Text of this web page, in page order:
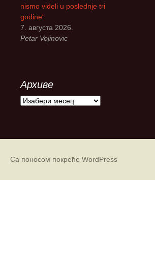
nismo videli u poslednje tri
godine“
7. августа 2026.
Petar Vojinovic
Архиве
А
Са поносом покреће WordPress